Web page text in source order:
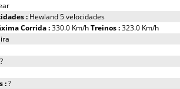
: Hewland 5 velocidades
Corrida :330.0 Km/hTreinos :323.0 Km/h
?
:?